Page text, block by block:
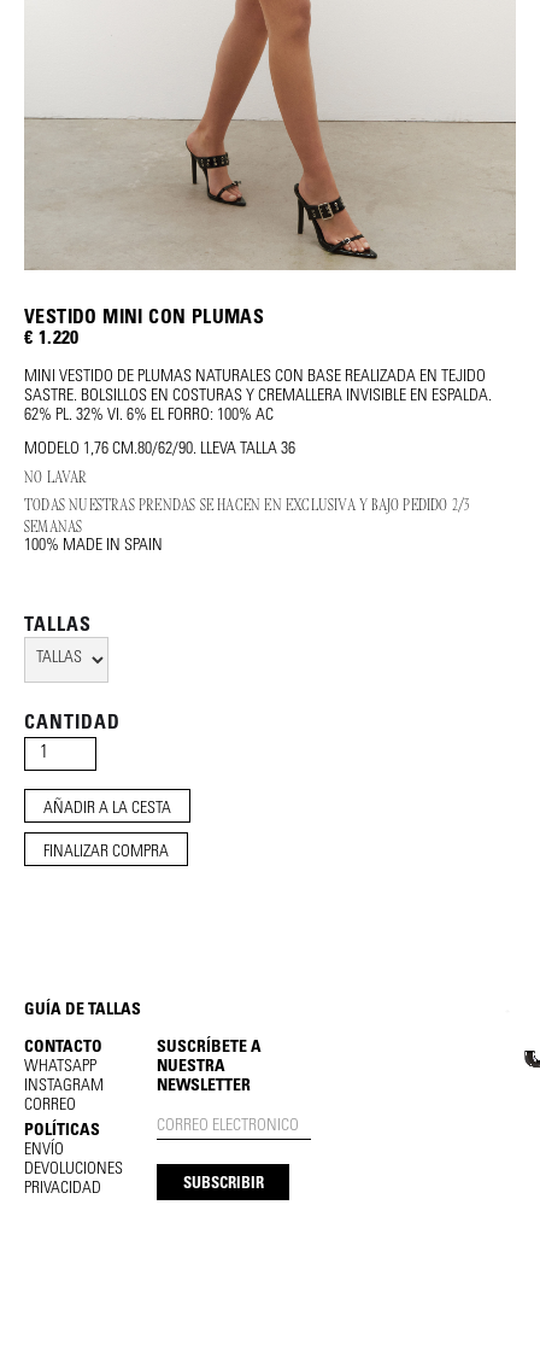
VESTIDO MINI CON PLUMAS
€ 1.220
MINI VESTIDO DE PLUMAS NATURALES CON BASE REALIZADA EN TEJIDO
SASTRE. BOLSILLOS EN COSTURAS Y CREMALLERA INVISIBLE EN ESPALDA.
62% PL. 32% VI. 6% EL FORRO: 100% AC
MODELO 1,76 CM.80/62/90. LLEVA TALLA 36
NO LAVAR
TODAS NUESTRAS PRENDAS SE HACEN EN EXCLUSIVA Y BAJO PEDIDO 2/3
SEMANAS
100% MADE IN SPAIN
TALLAS
CANTIDAD
FINALIZAR COMPRA
GUÍA DE TALLAS
CONTACTO
WHATSAPP
INSTAGRAM
CORREO
POLÍTICAS
ENVÍO
DEVOLUCIONES
PRIVACIDAD
SUSCRÍBETE A
NUESTRA
NEWSLETTER